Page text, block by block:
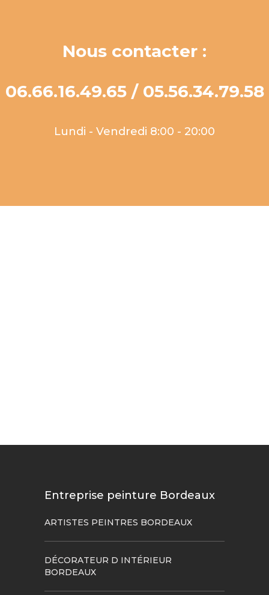
Nous contacter :
06.66.16.49.65 / 05.56.34.79.58
Lundi - Vendredi 8:00 - 20:00
Entreprise peinture Bordeaux
ARTISTES PEINTRES BORDEAUX
DÉCORATEUR D INTÉRIEUR
BORDEAUX